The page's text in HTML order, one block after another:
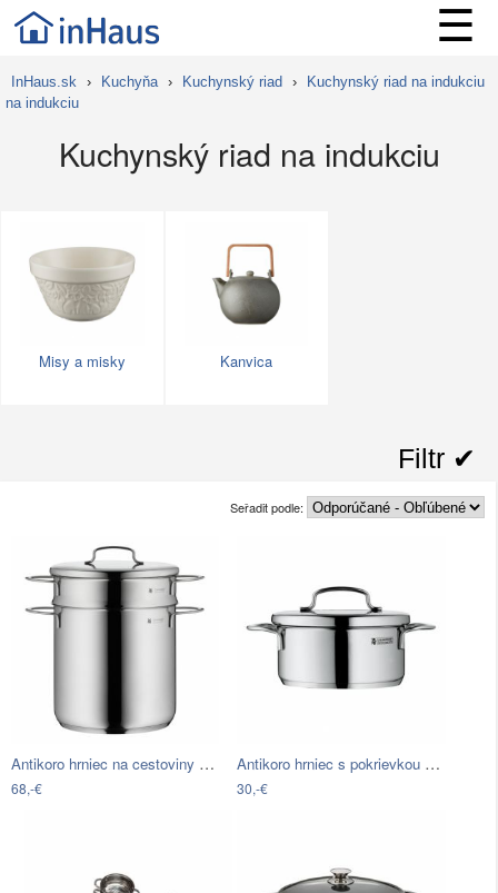
☰
InHaus.sk › Kuchyňa › Kuchynský riad ›
Kuchynský riad na indukciu
na indukciu
Kuchynský riad na indukciu
Misy a misky Kanvica
Filtr ✔︎
Seřadit podle:
Antikoro hrniec na cestoviny s…
68,-€
Antikoro hrniec s pokrievkou WMF…
30,-€